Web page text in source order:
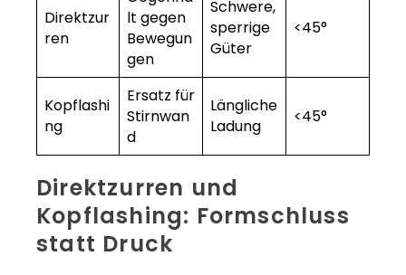
Direktzur
ren
lt gegen
Bewegun
gen
Schwere,
sperrige
Güter
<45°
Kopflashi
ng
Ersatz für
Stirnwan
d
Längliche
Ladung
<45°
Direktzurren und
Kopflashing: Formschluss
statt Druck